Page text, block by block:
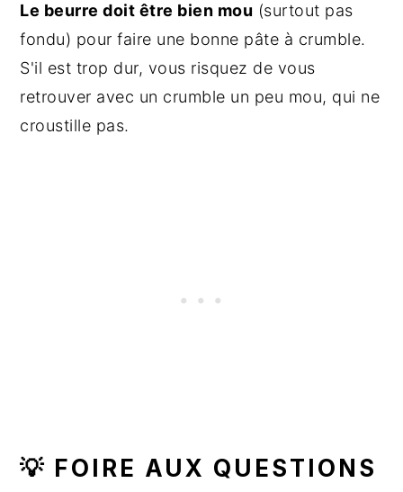
Le beurre doit être bien mou (surtout pas
fondu) pour faire une bonne pâte à crumble.
S'il est trop dur, vous risquez de vous
retrouver avec un crumble un peu mou, qui ne
croustille pas.
💡 FOIRE AUX QUESTIONS